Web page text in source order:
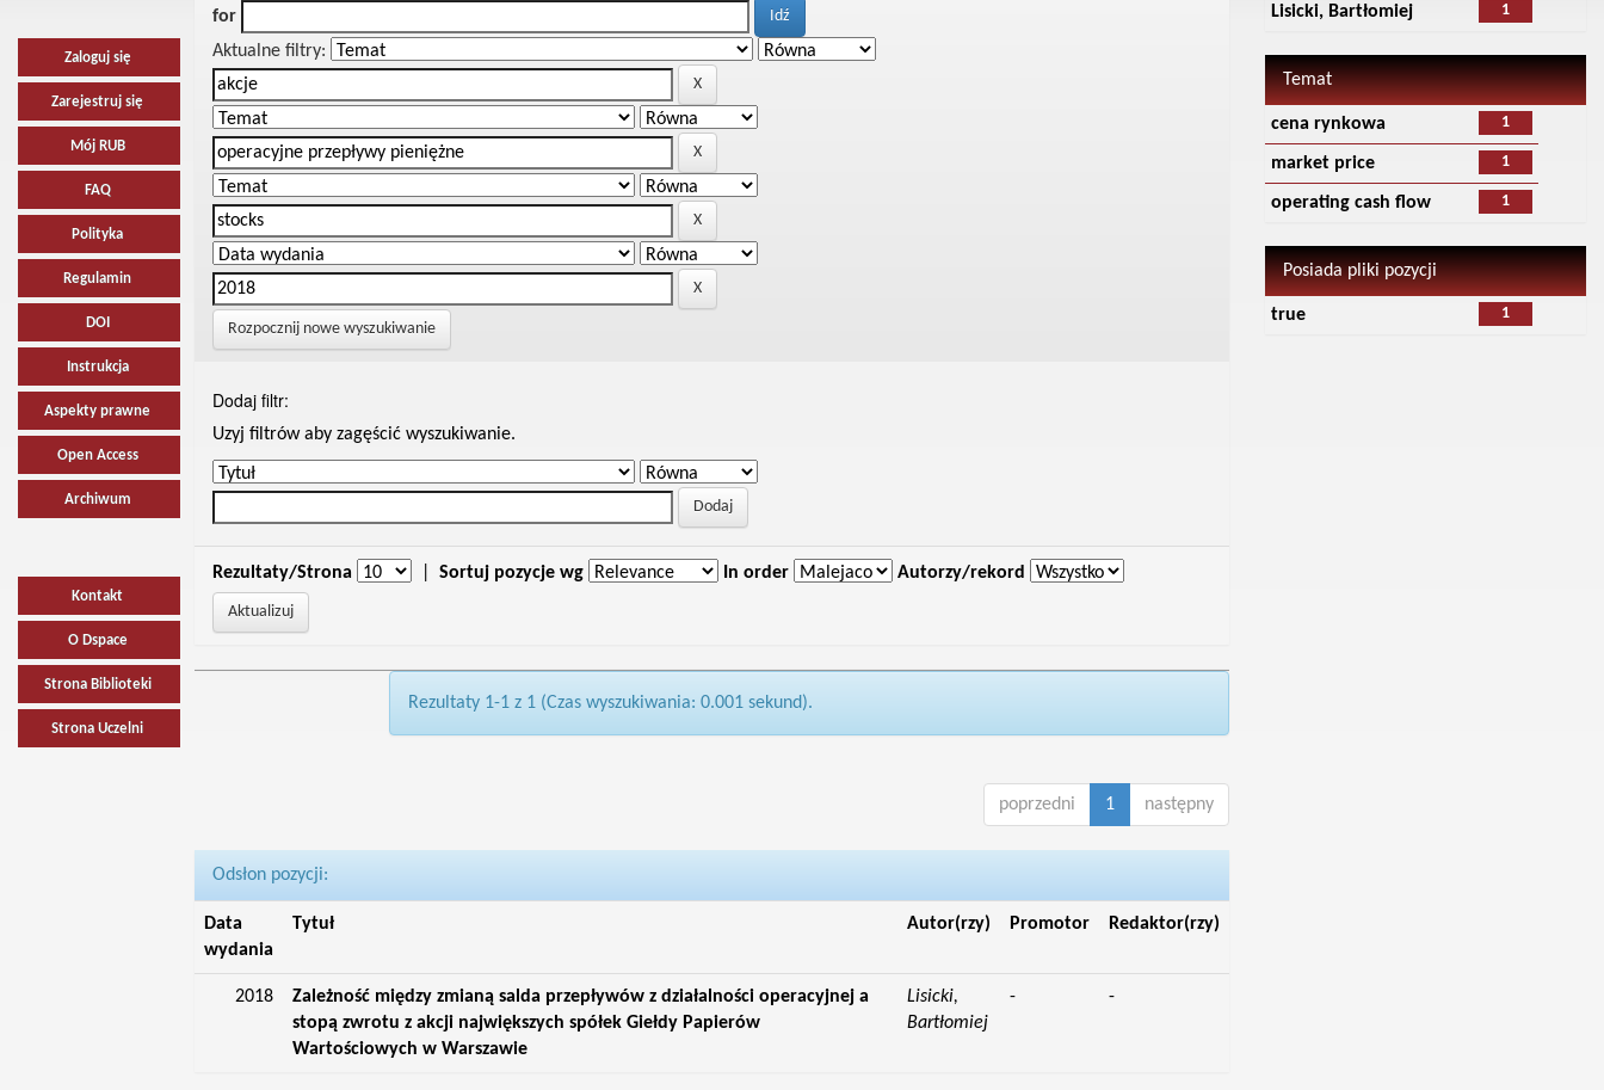
Zaloguj się
Zarejestruj się
Mój RUB
FAQ
Polityka
Regulamin
DOI
Instrukcja
Aspekty prawne
Open Access
Archiwum
Kontakt
O Dspace
Strona Biblioteki
Strona Uczelni
for
Aktualne filtry:
Rozpocznij nowe wyszukiwanie
Dodaj filtr:
Uzyj filtrów aby zagęścić wyszukiwanie.
Rezultaty/Strona Sortuj pozycje wg In order Autorzy/rekord
Rezultaty 1-1 z 1 (Czas wyszukiwania: 0.001 sekund).
poprzedni 1 następny
Odsłon pozycji:
Data
wydania
Tytuł Autor(rzy) Promotor Redaktor(rzy)
2018
Zależność między zmianą salda przepływów z działalności operacyjnej a
stopą zwrotu z akcji największych spółek Giełdy Papierów
Wartościowych w Warszawie
Lisicki,
Bartłomiej
- -
1
Lisicki, Bartłomiej
Temat
1
cena rynkowa
1
market price
1
operating cash flow
Posiada pliki pozycji
1
true